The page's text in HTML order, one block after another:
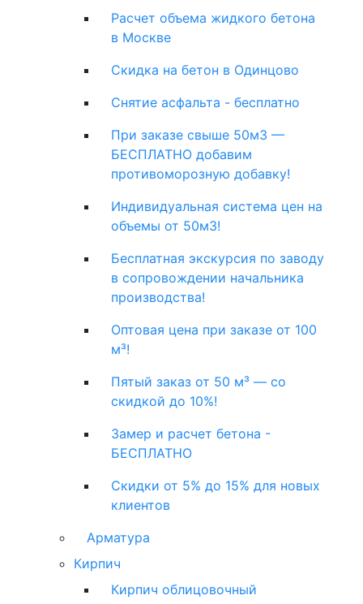
Расчет объема жидкого бетона
в Москве
Скидка на бетон в Одинцово
Снятие асфальта - бесплатно
При заказе свыше 50м3 —
БЕСПЛАТНО добавим
противоморозную добавку!
Индивидуальная система цен на
объемы от 50м3!
Бесплатная экскурсия по заводу
в сопровождении начальника
производства!
Оптовая цена при заказе от 100
м³!
Пятый заказ от 50 м³ — со
скидкой до 10%!
Замер и расчет бетона -
БЕСПЛАТНО
Скидки от 5% до 15% для новых
клиентов
Арматура
Кирпич
Кирпич облицовочный